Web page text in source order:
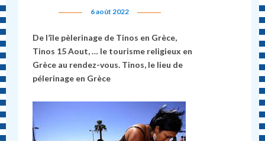
6 août 2022
De l’île pèlerinage de Tinos en Grèce,
Tinos 15 Aout, … le tourisme religieux en
Grèce au rendez-vous. Tinos, le lieu de
pélerinage en Grèce